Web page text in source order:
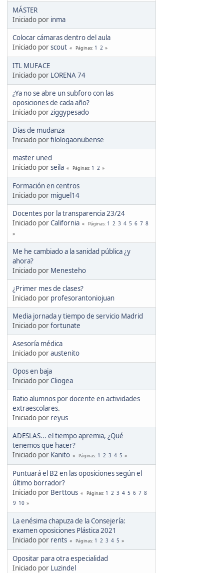
MÁSTER
Iniciado por inma
Colocar cámaras dentro del aula
Iniciado porscout Páginas 1 2
ITL MUFACE
Iniciado por LORENA 74
¿Ya no se abre un subforo con las
oposiciones de cada año?
Iniciado porziggypesado
Días de mudanza
Iniciado porfilologaonubense
master uned
Iniciado porseila Páginas 1 2
Formación en centros
Iniciado por miguel14
Docentes por la transparencia 23/24
Iniciado porCalifornia Páginas 1 2 3 4 5 6 7 8
Me he cambiado a la sanidad pública ¿y
ahora?
Iniciado por Menesteho
¿Primer mes de clases?
Iniciado por profesorantoniojuan
Media jornada y tiempo de servicio Madrid
Iniciado porfortunate
Asesoría médica
Iniciado poraustenito
Opos en baja
Iniciado porCliogea
Ratio alumnos por docente en actividades
extraescolares.
Iniciado por reyus
ADESLAS... el tiempo apremia, ¿Qué
tenemos que hacer?
Iniciado por Kanito Páginas 1 2 3 4 5
Puntuará el B2 en las oposiciones según el
último borrador?
Iniciado por Berttous Páginas 1 2 3 4 5 6 7 8
9 10
La enésima chapuza de la Consejería:
examen oposiciones Plástica 2021
Iniciado por rents Páginas 1 2 3 4 5
Opositar para otra especialidad
Iniciado por Luzindel